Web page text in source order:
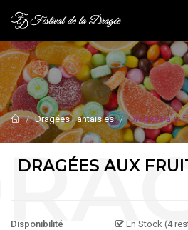
Dragées Fantaisies Dragées aux
DRAGÉES AUX
Disponibilité En Stock (4